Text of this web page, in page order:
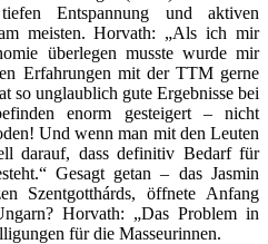
Entspannung und aktiven
meisten. Horvath: „Als ich mir
überlegen musste wurde mir
Erfahrungen mit der TTM gerne
so unglaublich gute Ergebnisse bei
enorm gesteigert – nicht
Und wenn man mit den Leuten
darauf, dass definitiv Bedarf für
Gesagt getan – das Jasmin
Szentgotthárds, öffnete Anfang
Horvath: „Das Problem in
für die Masseurinnen.